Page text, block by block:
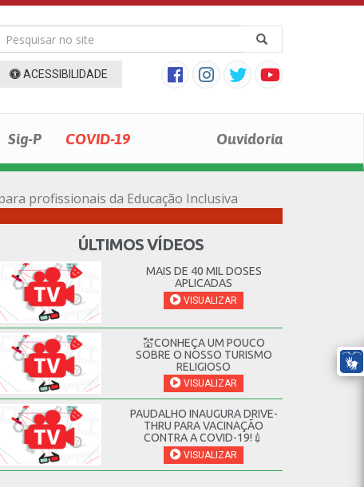
ACESSIBILIDADE
Sig-P COVID-19 Ouvidoria
profissionais da Educação Inclusiva
ÚLTIMOS VÍDEOS
MAIS DE 40 MIL DOSES
APLICADAS
VISUALIZAR
💒CONHEÇA UM POUCO
SOBRE O NOSSO TURISMO
RELIGIOSO
VISUALIZAR
PAUDALHO INAUGURA DRIVE-
THRU PARA VACINAÇÃO
CONTRA A COVID-19!💉
VISUALIZAR